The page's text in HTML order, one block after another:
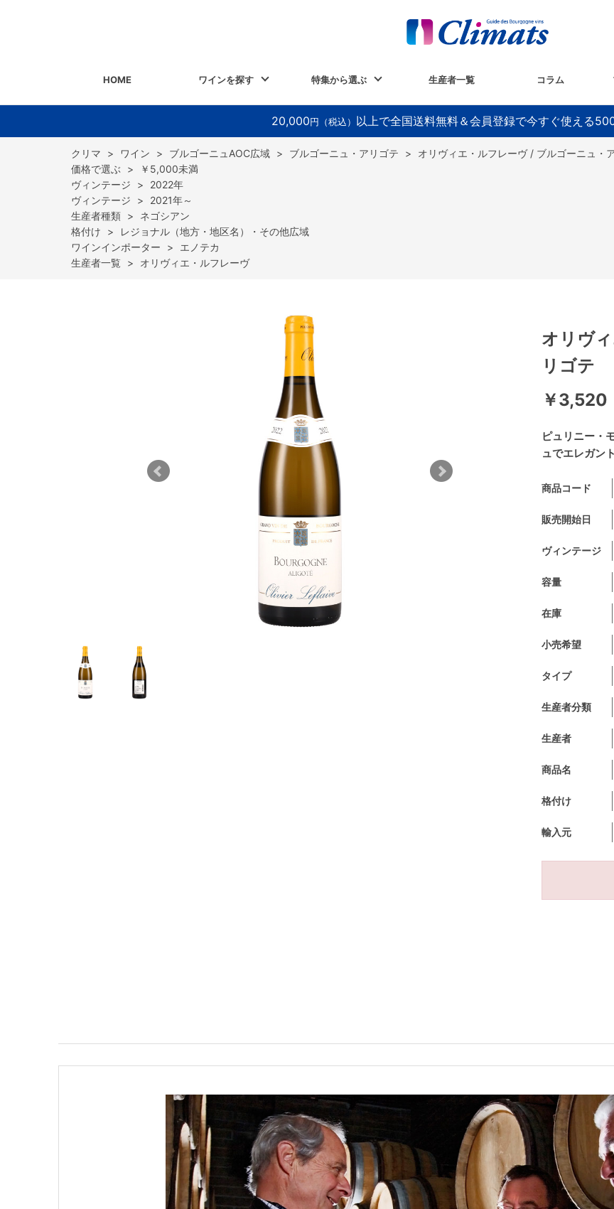
HOME ワインを探す 特集から選ぶ 生産者一覧 コラム
20,000 円（税込） 以上で全国送料無料＆会員登録で今すぐ使える
> ワイン > ブルゴーニュAOC広域 > ブルゴーニュ・アリゴテ >
オリヴィエ・ルフレーヴ / ブルゴーニュ・
>
￥5,000未満
>
2022年
>
2021年～
>
ネゴシアン
>
レジョナル（地方・地区名）・その他広域
>
エノテカ
>
オリヴィエ・ルフレーヴ
ピュリニー・
ュでエレガン
オリヴ
リゴテ
￥3,520
商品コード
販売開始日
ヴィンテージ
容量
在庫
小売希望
タイプ
生産者分類
生産者
商品名
格付け
輸入元